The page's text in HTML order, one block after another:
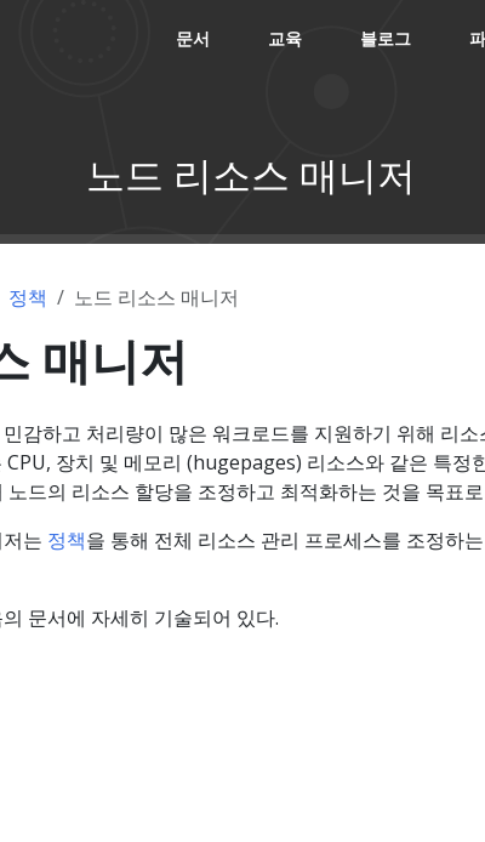
문서 교육 블로그
노드 리소스 매니저
정책 노드 리소스 매니저
매니저
감하고 처리량이 많은 워크로드를 지원하기 위해 리소
장치 및 메모리 (hugepages) 리소스와 같은 특정
드의 리소스 할당을 조정하고 최적화하는 것을 목표
는 정책을 통해 전체 리소스 관리 프로세스를 조정하
문서에 자세히 기술되어 있다.